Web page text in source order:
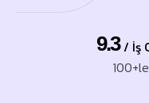
9.3 / İş